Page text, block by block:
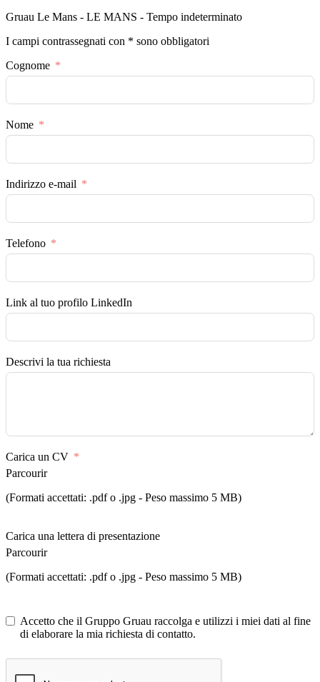
Gruau Le Mans - LE MANS - Tempo indeterminato
I campi contrassegnati con * sono obbligatori
Cognome
Nome
Indirizzo e-mail
Telefono
Link al tuo profilo LinkedIn
Descrivi la tua richiesta
Carica un CV
Parcourir
(Formati accettati: .pdf o .jpg - Peso massimo 5 MB)
Carica una lettera di presentazione
Parcourir
(Formati accettati: .pdf o .jpg - Peso massimo 5 MB)
Accetto che il Gruppo Gruau raccolga e utilizzi i miei dati al fine
di elaborare la mia richiesta di contatto.